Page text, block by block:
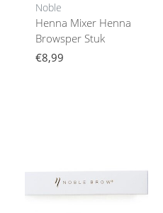
Noble
Henna Mixer Henna
Browsper Stuk
€8,99